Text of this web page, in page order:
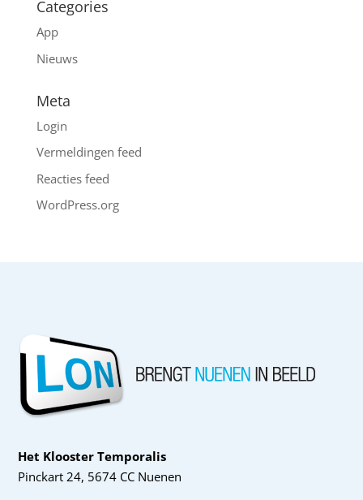
Categories
App
Nieuws
Meta
Login
Vermeldingen feed
Reacties feed
WordPress.org
Het Klooster Temporalis
Pinckart 24, 5674 CC Nuenen